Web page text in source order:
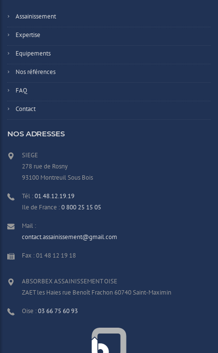
Assainissement
Expertise
Equipements
Nos références
FAQ
Contact
NOS ADRESSES
SIEGE
278 rue de Rosny
93100 Montreuil Sous Bois
Tél :01.48.12.19.19
Ile de France :0 800 25 15 05
Mail :
contact.assainissement@gmail.com
Fax : 01 48 12 19 18
ABSORBEX ASSAINISSEMENT OISE
ZAET les Haies rue Benoît Frachon 60740 Saint-Maximin
Oise :03 66 75 60 93